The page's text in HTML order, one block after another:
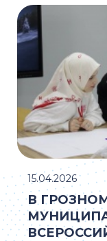
В
15.04.2026